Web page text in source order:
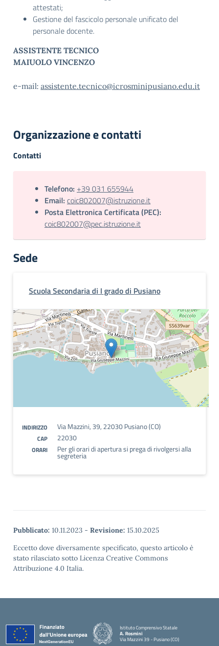
attestati;
Gestione del fascicolo personale unificato del
personale docente.
ASSISTENTE TECNICO
MAIUOLO VINCENZO
e-mail: assistente.tecnico@icrosminipusiano.edu.it
Organizzazione e contatti
Contatti
Telefono: +39 031 655944
Email: coic802007@istruzione.it
Posta Elettronica Certificata (PEC):
coic802007@pec.istruzione.it
Sede
Scuola Secondaria di I grado di Pusiano
INDIRIZZO Via Mazzini, 39, 22030 Pusiano (CO)
CAP 22030
ORARI Per gli orari di apertura si prega di rivolgersi alla
segreteria
Pubblicato: 10.11.2023 - Revisione: 15.10.2025
Eccetto dove diversamente specificato, questo articolo è
stato rilasciato sotto Licenza Creative Commons
Attribuzione 4.0 Italia.
Istituto Comprensivo Statale
A. Rosmini
Via Mazzini 39 - Pusiano (CO)